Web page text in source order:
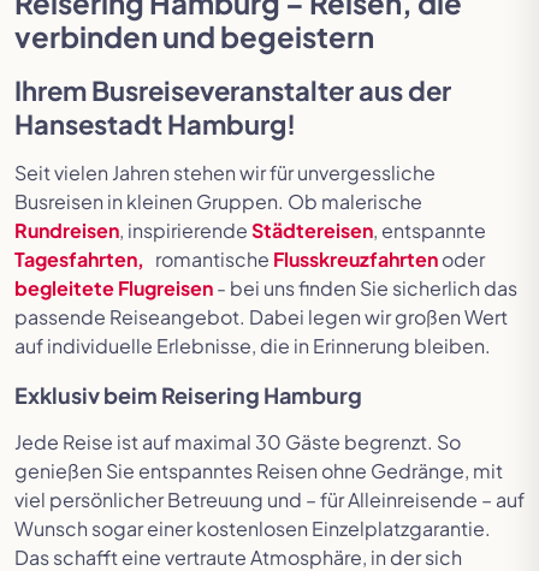
verbinden und begeistern
IhremBusreiseveranstalter aus der
Hansestadt Hamburg!
Seit vielen Jahren stehen wir für unvergessliche
Busreisen in kleinen Gruppen. Ob malerische
Rundreisen, inspirierendeStädtereisen, entspannte
Tagesfahrten, romantische Flusskreuzfahrtenoder
begleitete Flugreisen- bei uns finden Sie sicherlich das
passende Reiseangebot. Dabei legen wir großen Wert
auf individuelle Erlebnisse, die in Erinnerung bleiben.
Exklusiv beim Reisering Hamburg
Jede Reise ist auf maximal 30 Gäste begrenzt. So
genießen Sie entspanntes Reisen ohne Gedränge, mit
viel persönlicher Betreuung und – für Alleinreisende – auf
Wunsch sogar einer kostenlosen Einzelplatzgarantie.
Das schafft eine vertraute Atmosphäre, in der sich